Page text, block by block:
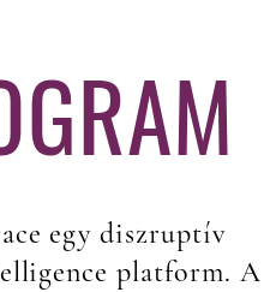
egy diszruptív
platform. A